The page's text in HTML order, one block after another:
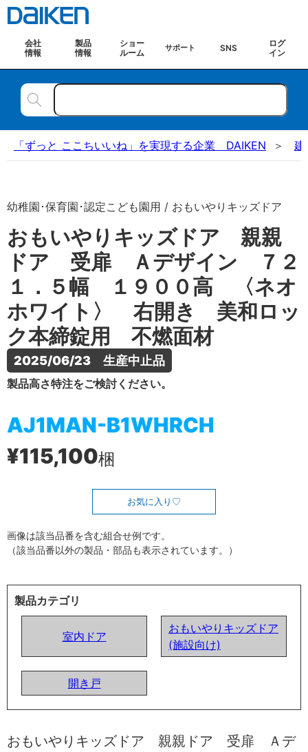
会社
情報
製品
情報
ショー
ルーム
サポート SNS
ログ
イン
「ずっと ここちいいね」を実現する企業 DAIKEN 建
幼稚園･保育園･認定こども園用 / おもいやりキッズドア
おもいやりキッズドア 親親
ドア 受扉 Ａデザイン ７２
１．５幅 １９００高 〈ネオ
ホワイト〉 右開き 美和ロッ
ク本締錠用 不燃面材
2025/06/23　生産中止品
製品高さ特注をご検討ください。
AJ1MAN-B1WHRCH
¥115,100梱
お気に入り
画像は該当品番を含む組合せ例です。
（該当品番以外の製品・部品も表示されています。）
製品カテゴリ
室内ドア
おもいやりキッズドア
(施設向け)
開き戸
おもいやりキッズドア 親親ドア 受扉 Ａデ